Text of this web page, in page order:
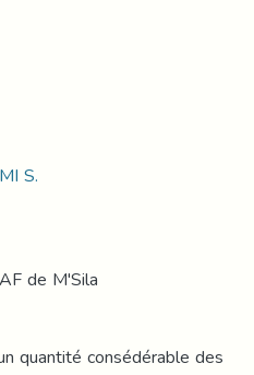
S.
de M'Sila
quantité consédérable des